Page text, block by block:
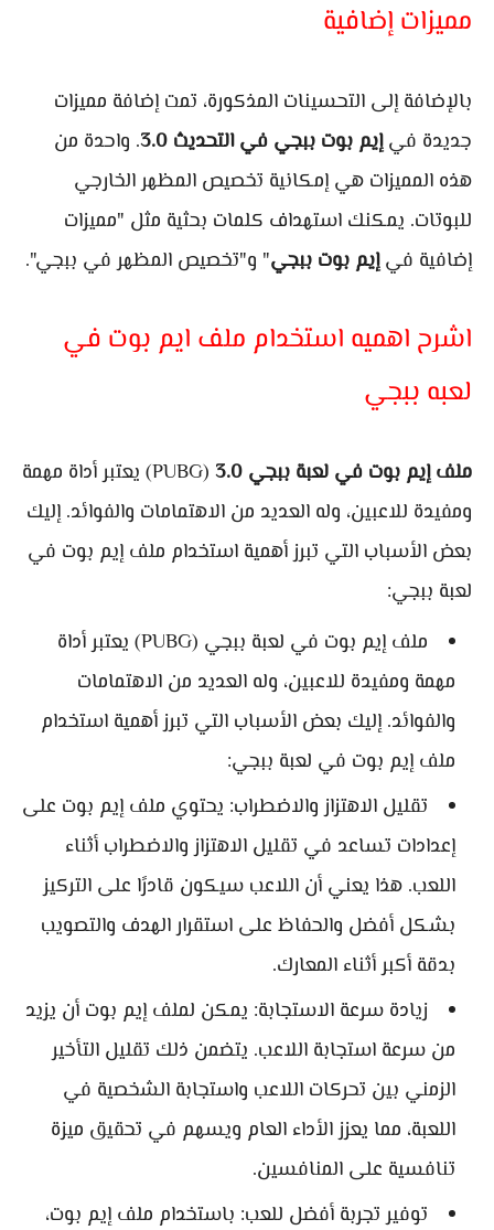
مميزات إضافية
بالإضافة إلى التحسينات المذكورة، تمت إضافة مميزات
جديدة فيإيم بوت ببجي في التحديث 3.0. واحدة من
هذه المميزات هي إمكانية تخصيص المظهر الخارجي
للبوتات. يمكنك استهداف كلمات بحثية مثل "مميزات
إضافية فيإيم بوت ببجي" و"تخصيص المظهر في ببجي".
اشرح اهميه استخدام ملف ايم بوت في
لعبه ببجي
ملف إيم بوت في لعبة ببجي 3.0
(PUBG) يعتبر أداة مهمة
ومفيدة للاعبين، وله العديد من الاهتمامات والفوائد. إليك
بعض الأسباب التي تبرز أهمية استخدام ملف إيم بوت في
لعبة ببجي:
ملف إيم بوت في لعبة ببجي (PUBG) يعتبر أداة
مهمة ومفيدة للاعبين، وله العديد من الاهتمامات
والفوائد. إليك بعض الأسباب التي تبرز أهمية استخدام
ملف إيم بوت في لعبة ببجي:
تقليل الاهتزاز والاضطراب: يحتوي ملف إيم بوت على
إعدادات تساعد في تقليل الاهتزاز والاضطراب أثناء
اللعب. هذا يعني أن اللاعب سيكون قادرًا على التركيز
بشكل أفضل والحفاظ على استقرار الهدف والتصويب
بدقة أكبر أثناء المعارك.
زيادة سرعة الاستجابة: يمكن لملف إيم بوت أن يزيد
من سرعة استجابة اللاعب. يتضمن ذلك تقليل التأخير
الزمني بين تحركات اللاعب واستجابة الشخصية في
اللعبة، مما يعزز الأداء العام ويسهم في تحقيق ميزة
تنافسية على المنافسين.
توفير تجربة أفضل للعب: باستخدام ملف إيم بوت،